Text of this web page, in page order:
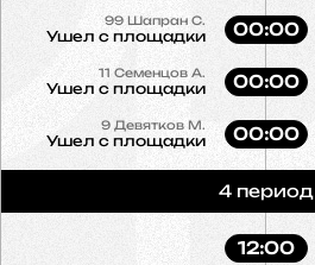
99 Шапран С.
Ушел с площадки 00:00
11 Семенцов А.
Ушел с площадки 00:00
9 Девятков М.
Ушел с площадки 00:00
4 период
12:00